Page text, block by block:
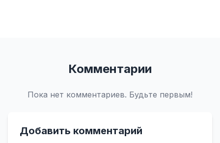
Комментарии
Пока нет комментариев. Будьте первым!
Добавить комментарий